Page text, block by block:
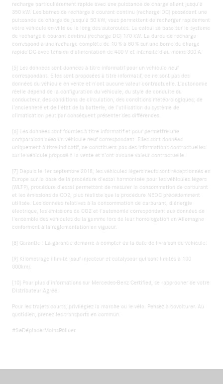
recharge particulièrement rapide avec une puissance de charge allant jusqu'à
350 kW. Les bornes de recharge à courant continu (recharge DC) possédant une
puissance de charge de jusqu'à 50 kW, vous permettent de recharger rapidement
votre véhicule en ville ou le long des autoroutes. Le calcul se base sur le système
de recharge à courant continu (recharge DC) 170 kW. La durée de recharge
correspond à une recharge complète de 10 % à 80 % sur une borne de charge
rapide DC avec tension d’alimentation de 400 V et intensité d’au moins 300 A.
[5] Les données sont données à titre informatif pour un véhicule neuf
correspondant. Elles sont proposées à titre informatif, ce ne sont pas des
données du véhicule en vente et n'ont aucune valeur contractuelle. L’autonomie
réelle dépend de la configuration du véhicule, du style de conduite du
conducteur, des conditions de circulation, des conditions météorologiques, de
l’ancienneté et de l’état de la batterie, de l’utilisation du système de
climatisation peut par conséquent présenter des différences.
[6] Les données sont fournies à titre informatif et pour permettre une
comparaison avec un véhicule neuf correspondant. Elles sont données
uniquement à titre indicatif, ne constituent pas des informations contractuelles
sur le véhicule proposé à la vente et n’ont aucune valeur contractuelle.
[7] Depuis le 1er septembre 2018, les véhicules légers neufs sont réceptionnés en
Europe sur la base de la procédure d'essai harmonisée pour les véhicules légers
(WLTP), procédure d'essai permettant de mesurer la consommation de carburant
et les émissions de CO2, plus réaliste que la procédure NEDC précédemment
utilisée. Les données relatives à la consommation de carburant, d'énergie
électrique, les émissions de CO2 et l’autonomie correspondent aux données de
l’ensemble des véhicules de la gamme lors de leur homologation en Allemagne
conforment à la réglementation en vigueur.
[8] Garantie : La garantie démarre à compter de la date de livraison du véhicule.
[9] Kilométrage illimité (sauf injecteur et catalyseur qui sont limités à 100
000km).
[10] Pour plus d’informations sur Mercedes-Benz Certified, se rapprocher de votre
Distributeur Agréé.
Pour les trajets courts, privilégiez la marche ou le vélo. Pensez à covoiturer. Au
quotidien, prenez les transports en commun.
#SeDéplacerMoinsPolluer